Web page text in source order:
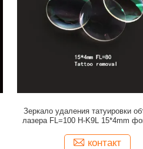
Зеркало удаления татуировки
лазера FL=100 H-K9L 15*4mm
контакт